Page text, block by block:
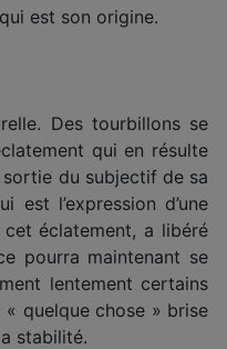
est son origine.
Des tourbillons se
qui en résulte
du subjectif de sa
est l’expression d’une
éclatement, a libéré
pourra maintenant se
lente­ment certains
quelque chose » brise
stabilité.